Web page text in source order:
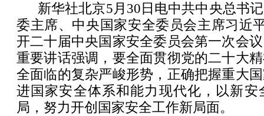
新华社北京5月30日电中共中央总书
委主席、中央国家安全委员会主席习近
开二十届中央国家安全委员会第一次会
重要讲话强调，要全面贯彻党的二十大
全面临的复杂严峻形势，正确把握重大
进国家安全体系和能力现代化，以新安
局，努力开创国家安全工作新局面。